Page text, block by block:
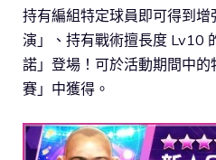
持有編組特定球員即可得到
演」、持有戰術擅長度 Lv10
諾」登場！可於活動期間中
賽」中獲得。